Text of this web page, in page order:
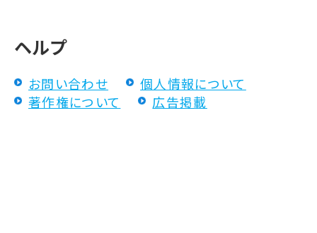
ヘルプ
お問い合わせ
個人情報について
著作権について
広告掲載